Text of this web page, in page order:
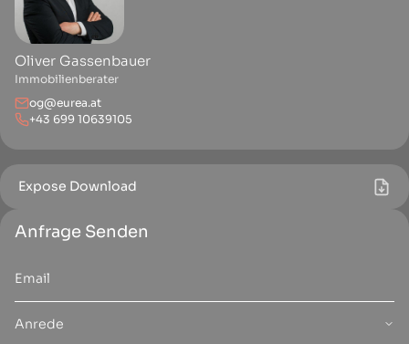
Oliver Gassenbauer
Immobilienberater
og@eurea.at
+43 699 10639105
Expose Download
Anfrage Senden
Anrede